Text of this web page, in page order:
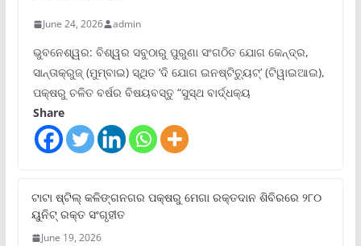
June 24, 2026 admin
ଭୁବନେଶ୍ୱର: ବିଶ୍ୱର ସବୁଠାରୁ ପୁରୁଣା ସଂଗଠିତ ଯୋଗ କେନ୍ଦ୍ର,
ସାନ୍ତାକ୍ରୁଜ୍ (ମୁମ୍ବାଇ) ସ୍ଥିତ ‘ଦି ଯୋଗ ଇନଷ୍ଟିଚ୍ୟୁଟ୍‌’ (ଟିୱାଇଆଇ),
ପକ୍ଷରୁ ଚଳିତ ବର୍ଷର ବିଷୟବସ୍ତୁ “ସୁସ୍ଥ ବାର୍ଦ୍ଧକ୍ୟ
Share
ଟାଟା ଷ୍ଟିଲ୍‌ କଳିଙ୍ଗନଗର ପକ୍ଷରୁ ମେଗା ରକ୍ତଦାନ ଶିବିରରେ ୨୮୦
ୟୁନିଟ୍‌ ରକ୍ତ ସଂଗୃହୀତ
June 19, 2026